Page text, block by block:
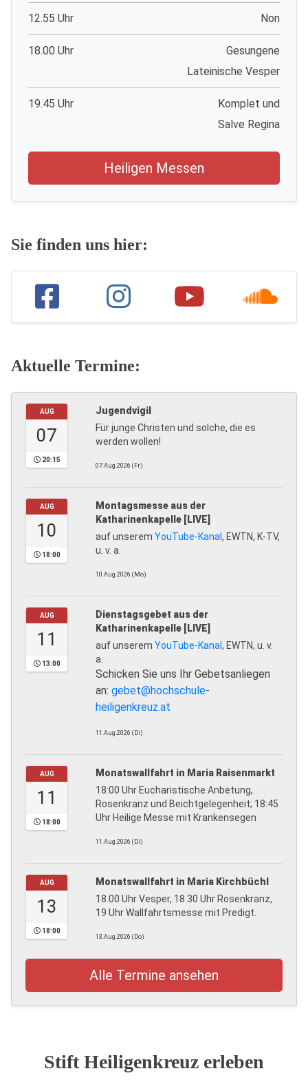
12.55 Uhr Non
18.00 Uhr
Gesungene
Lateinische Vesper
19.45 Uhr
Komplet und
Salve Regina
Heiligen Messen
Sie finden uns hier:
Aktuelle Termine:
AUG
07
20:15
Jugendvigil
Für junge Christen und solche, die es
werden wollen!
07.Aug.2026 (Fr)
AUG
10
18:00
Montagsmesse aus der
Katharinenkapelle [LIVE]
auf unserem YouTube-Kanal, EWTN, K-TV,
u. v. a.
10.Aug.2026 (Mo)
AUG
11
13:00
Dienstagsgebet aus der
Katharinenkapelle [LIVE]
auf unserem YouTube-Kanal, EWTN, u. v.
a.
Schicken Sie uns Ihr Gebetsanliegen
an: gebet@hochschule-
heiligenkreuz.at
11.Aug.2026 (Di)
AUG
11
18:00
Monatswallfahrt in Maria Raisenmarkt
18:00 Uhr Eucharistische Anbetung,
Rosenkranz und Beichtgelegenheit; 18:45
Uhr Heilige Messe mit Krankensegen
11.Aug.2026 (Di)
AUG
13
18:00
Monatswallfahrt in Maria Kirchbüchl
18.00 Uhr Vesper, 18.30 Uhr Rosenkranz,
19 Uhr Wallfahrtsmesse mit Predigt.
13.Aug.2026 (Do)
Alle Termine ansehen
Stift Heiligenkreuz erleben